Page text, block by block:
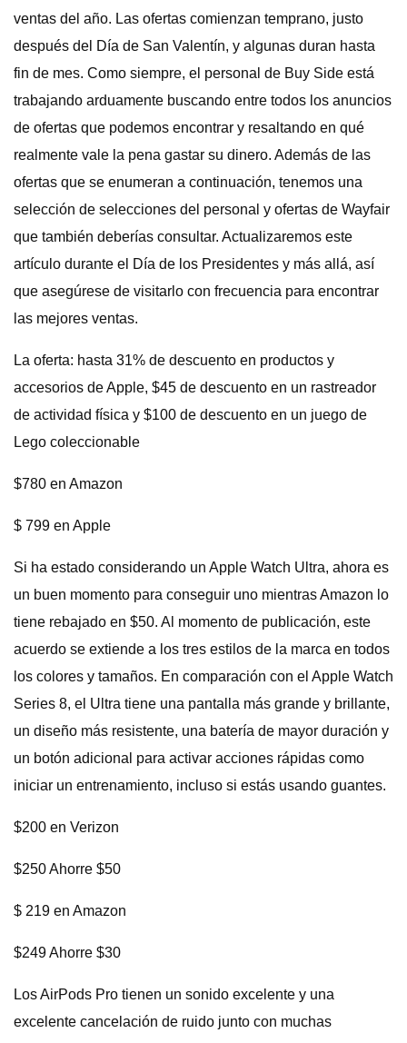
ventas del año. Las ofertas comienzan temprano, justo
después del Día de San Valentín, y algunas duran hasta
fin de mes. Como siempre, el personal de Buy Side está
trabajando arduamente buscando entre todos los anuncios
de ofertas que podemos encontrar y resaltando en qué
realmente vale la pena gastar su dinero. Además de las
ofertas que se enumeran a continuación, tenemos una
selección de selecciones del personal y ofertas de Wayfair
que también deberías consultar. Actualizaremos este
artículo durante el Día de los Presidentes y más allá, así
que asegúrese de visitarlo con frecuencia para encontrar
las mejores ventas.
La oferta: hasta 31% de descuento en productos y
accesorios de Apple, $45 de descuento en un rastreador
de actividad física y $100 de descuento en un juego de
Lego coleccionable
$780 en Amazon
$ 799 en Apple
Si ha estado considerando un Apple Watch Ultra, ahora es
un buen momento para conseguir uno mientras Amazon lo
tiene rebajado en $50. Al momento de publicación, este
acuerdo se extiende a los tres estilos de la marca en todos
los colores y tamaños. En comparación con el Apple Watch
Series 8, el Ultra tiene una pantalla más grande y brillante,
un diseño más resistente, una batería de mayor duración y
un botón adicional para activar acciones rápidas como
iniciar un entrenamiento, incluso si estás usando guantes.
$200 en Verizon
$250 Ahorre $50
$ 219 en Amazon
$249 Ahorre $30
Los AirPods Pro tienen un sonido excelente y una
excelente cancelación de ruido junto con muchas